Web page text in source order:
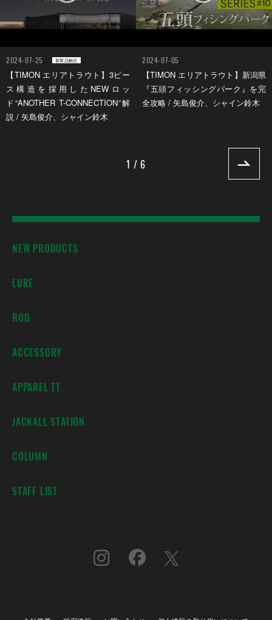
2024-07-25 新製品解説
【TIMON エリアトラウト】3ピー
ス構造を採用したNEWロッ
ド“ANOTHER T-CONNECTION″解
説 / 矢島俊介、シャイン鈴木
2024-07-05
【TIMON エリアトラウト】新潟県
『五頭フィッシングパーク』を完
全攻略 / 矢島俊介、シャイン鈴木
1 / 6
NEW PRODUCTS
LURE
ROD
ACCESSORY
APPAREL TT
JACKALL STATION
COLUMN
STAFF LIST